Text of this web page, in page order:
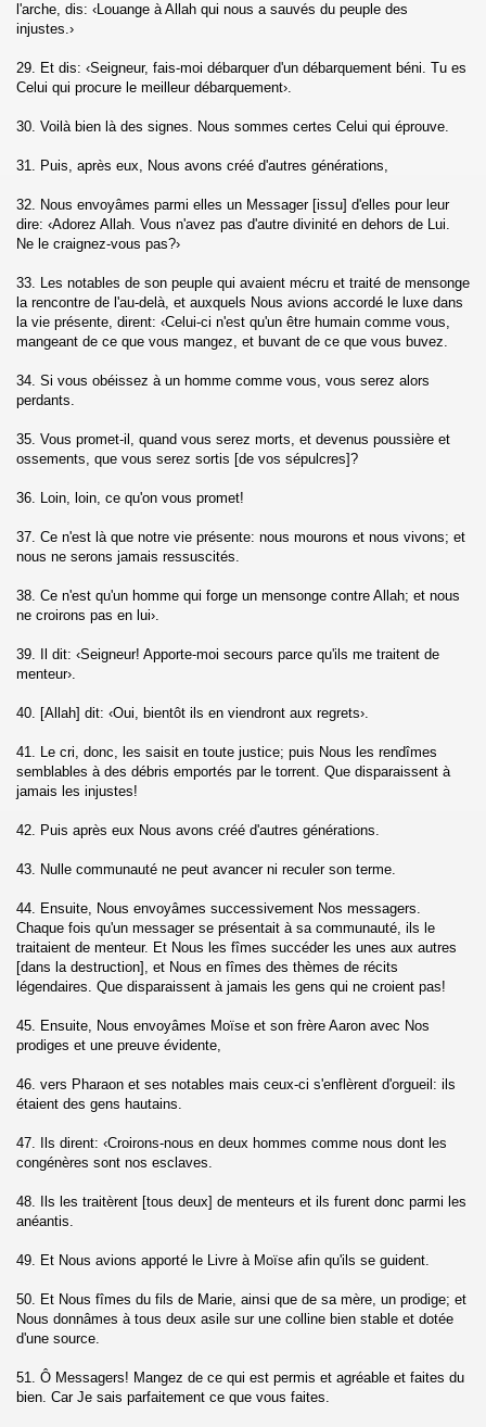
l'arche, dis: ‹Louange à Allah qui nous a sauvés du peuple des
injustes.›
29. Et dis: ‹Seigneur, fais-moi débarquer d'un débarquement béni. Tu es
Celui qui procure le meilleur débarquement›.
30. Voilà bien là des signes. Nous sommes certes Celui qui éprouve.
31. Puis, après eux, Nous avons créé d'autres générations,
32. Nous envoyâmes parmi elles un Messager [issu] d'elles pour leur
dire: ‹Adorez Allah. Vous n'avez pas d'autre divinité en dehors de Lui.
Ne le craignez-vous pas?›
33. Les notables de son peuple qui avaient mécru et traité de mensonge
la rencontre de l'au-delà, et auxquels Nous avions accordé le luxe dans
la vie présente, dirent: ‹Celui-ci n'est qu'un être humain comme vous,
mangeant de ce que vous mangez, et buvant de ce que vous buvez.
34. Si vous obéissez à un homme comme vous, vous serez alors
perdants.
35. Vous promet-il, quand vous serez morts, et devenus poussière et
ossements, que vous serez sortis [de vos sépulcres]?
36. Loin, loin, ce qu'on vous promet!
37. Ce n'est là que notre vie présente: nous mourons et nous vivons; et
nous ne serons jamais ressuscités.
38. Ce n'est qu'un homme qui forge un mensonge contre Allah; et nous
ne croirons pas en lui›.
39. Il dit: ‹Seigneur! Apporte-moi secours parce qu'ils me traitent de
menteur›.
40. [Allah] dit: ‹Oui, bientôt ils en viendront aux regrets›.
41. Le cri, donc, les saisit en toute justice; puis Nous les rendîmes
semblables à des débris emportés par le torrent. Que disparaissent à
jamais les injustes!
42. Puis après eux Nous avons créé d'autres générations.
43. Nulle communauté ne peut avancer ni reculer son terme.
44. Ensuite, Nous envoyâmes successivement Nos messagers.
Chaque fois qu'un messager se présentait à sa communauté, ils le
traitaient de menteur. Et Nous les fîmes succéder les unes aux autres
[dans la destruction], et Nous en fîmes des thèmes de récits
légendaires. Que disparaissent à jamais les gens qui ne croient pas!
45. Ensuite, Nous envoyâmes Moïse et son frère Aaron avec Nos
prodiges et une preuve évidente,
46. vers Pharaon et ses notables mais ceux-ci s'enflèrent d'orgueil: ils
étaient des gens hautains.
47. Ils dirent: ‹Croirons-nous en deux hommes comme nous dont les
congénères sont nos esclaves.
48. Ils les traitèrent [tous deux] de menteurs et ils furent donc parmi les
anéantis.
49. Et Nous avions apporté le Livre à Moïse afin qu'ils se guident.
50. Et Nous fîmes du fils de Marie, ainsi que de sa mère, un prodige; et
Nous donnâmes à tous deux asile sur une colline bien stable et dotée
d'une source.
51. Ô Messagers! Mangez de ce qui est permis et agréable et faites du
bien. Car Je sais parfaitement ce que vous faites.
(Fussilat)
(Al-Fath)
Hujurat)
(Ar-Rahman)
Tagabun)